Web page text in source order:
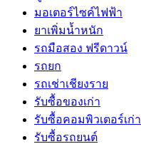
มอเตอร์ไซค์ไฟฟ้า
ยาเพิ่มน้ำหนัก
รถมือสอง ฟรีดาวน์
รถยก
รถเช่าเชียงราย
รับซื้อของเก่า
รับซื้อคอมพิวเตอร์เก่า
รับซื้อรถยนต์